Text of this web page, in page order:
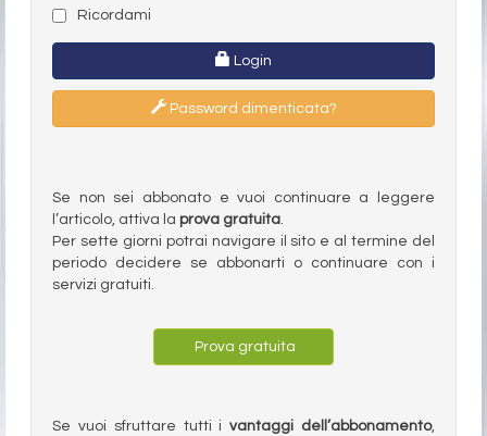
Ricordami
Login
Password dimenticata?
Se non sei abbonato e vuoi continuare a leggere
l’articolo, attiva la prova gratuita.
Per sette giorni potrai navigare il sito e al termine del
periodo decidere se abbonarti o continuare con i
servizi gratuiti.
Prova gratuita
Se vuoi sfruttare tutti ivantaggi dell’abbonamento,